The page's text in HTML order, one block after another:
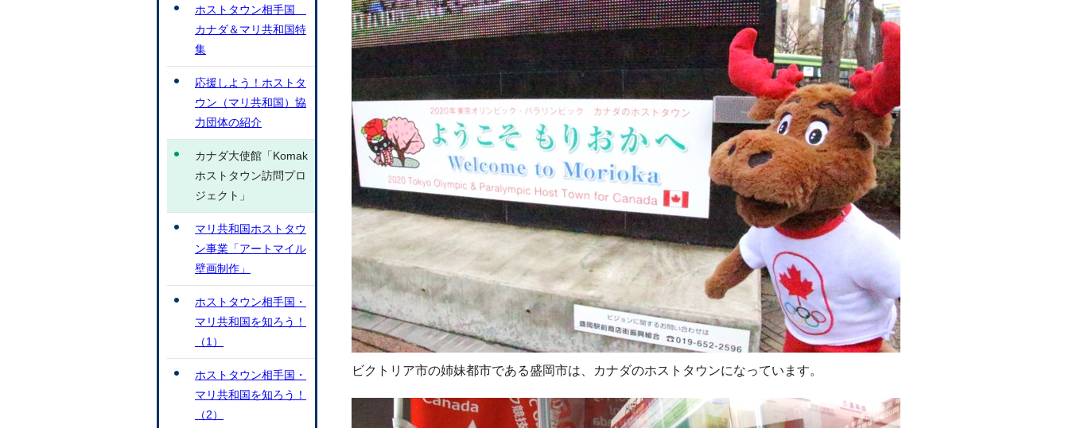
ビクトリア市の姉妹都市である盛岡市は、カナダのホストタウンになっています。
ホストタウン相手国
カナダ＆マリ共和国特
集
応援しよう！ホストタ
ウン（マリ共和国）協
力団体の紹介
カナダ大使館「Komak
ホストタウン訪問プロ
ジェクト」
マリ共和国ホストタウ
ン事業「アートマイル
壁画制作」
ホストタウン相手国・
マリ共和国を知ろう！
（1）
ホストタウン相手国・
マリ共和国を知ろう！
（2）